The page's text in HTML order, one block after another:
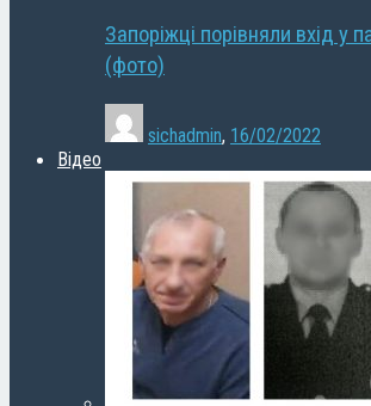
Запоріжці порівняли вхід у
(фото)
sichadmin, 16/02/2022
Відео